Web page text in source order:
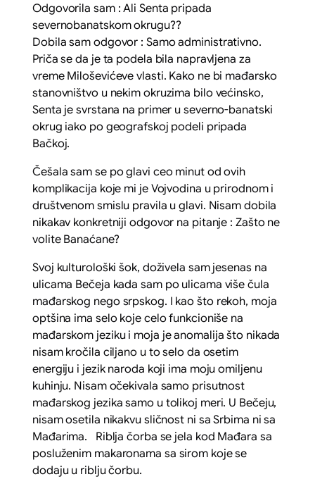
Odgovorila sam :Ali Senta pripada
severnobanatskom okrugu??
Dobila sam odgovor : Samo administrativno.
Priča se da je ta podela bila napravljena za
vreme Miloševićeve vlasti. Kako ne bi mađarsko
stanovništvo u nekim okruzima bilo većinsko,
Senta je svrstana na primer u severno-banatski
okrug iako po geografskoj podeli pripada
Bačkoj.
Češala sam se po glavi ceo minut od ovih
komplikacija koje mi je Vojvodina u prirodnom i
društvenom smislu pravila u glavi. Nisam dobila
nikakav konkretniji odgovor na pitanje : Zašto ne
volite Banaćane?
Svoj kulturološki šok, doživela sam jesenas na
ulicama Bečeja kada sam po ulicama više čula
mađarskog nego srpskog. I kao što rekoh, moja
optšina ima selo koje celo funkcioniše na
mađarskom jeziku i moja je anomalija što nikada
nisam kročila ciljano u to selo da osetim
energiju i jezik naroda koji ima moju omiljenu
kuhinju. Nisam očekivala samo prisutnost
mađarskog jezika samo u tolikoj meri. U Bečeju,
nisam osetila nikakvu sličnost ni sa Srbima ni sa
Mađarima. Riblja čorba se jela kod Mađara sa
posluženim makaronama sa sirom koje se
dodaju u riblju čorbu.